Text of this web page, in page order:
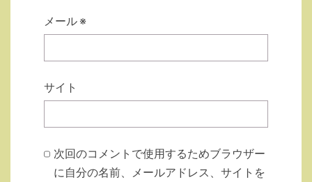
メール ※
サイト
次回のコメントで使用するためブラウザー
に自分の名前、メールアドレス、サイトを